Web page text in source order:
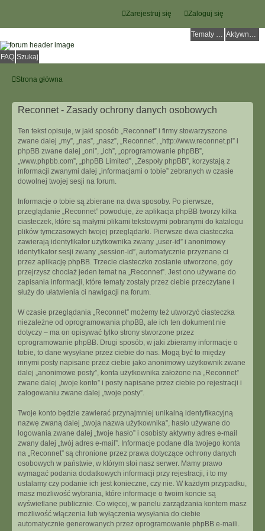
Zaloguj się
Zarejestruj się
Tematy bez odpowiedzi Aktywne tematy
FAQ Szukaj
Strona główna
Reconnet - Zasady ochrony danych osobowych
Ten tekst opisuje, w jaki sposób „Reconnet” i firmy stowarzyszone
zwane dalej „my”, „nas”, „nasz”, „Reconnet”, „http://www.reconnet.pl” i
phpBB zwane dalej „oni”, „ich”, „oprogramowanie phpBB”,
„www.phpbb.com”, „phpBB Limited”, „Zespoły phpBB”, korzystają z
informacji zwanymi dalej „informacjami o tobie” zebranych w czasie
dowolnej twojej sesji na forum.
Informacje o tobie są zbierane na dwa sposoby. Po pierwsze,
przeglądanie „Reconnet” powoduje, że aplikacja phpBB tworzy kilka
ciasteczek, które są małymi plikami tekstowymi pobranymi do katalogu
plików tymczasowych twojej przeglądarki. Pierwsze dwa ciasteczka
zawierają identyfikator użytkownika zwany „user-id” i anonimowy
identyfikator sesji zwany „session-id”, automatycznie przyznane ci
przez aplikację phpBB. Trzecie ciasteczko zostanie utworzone, gdy
przejrzysz chociaż jeden temat na „Reconnet”. Jest ono używane do
zapisania informacji, które tematy zostały przez ciebie przeczytane i
służy do ułatwienia ci nawigacji na forum.
W czasie przeglądania „Reconnet” możemy też utworzyć ciasteczka
niezależne od oprogramowania phpBB, ale ich ten dokument nie
dotyczy – ma on opisywać tylko strony stworzone przez
oprogramowanie phpBB. Drugi sposób, w jaki zbieramy informacje o
tobie, to dane wysyłane przez ciebie do nas. Mogą być to między
innymi posty napisane przez ciebie jako anonimowy użytkownik zwane
dalej „anonimowe posty”, konta użytkownika założone na „Reconnet”
zwane dalej „twoje konto” i posty napisane przez ciebie po rejestracji i
zalogowaniu zwane dalej „twoje posty”.
Twoje konto będzie zawierać przynajmniej unikalną identyfikacyjną
nazwę zwaną dalej „twoja nazwa użytkownika”, hasło używane do
logowania zwane dalej „twoje hasło” i osobisty aktywny adres e-mail
zwany dalej „twój adres e-mail”. Informacje podane dla twojego konta
na „Reconnet” są chronione przez prawa dotyczące ochrony danych
osobowych w państwie, w którym stoi nasz serwer. Mamy prawo
wymagać podania dodatkowych informacji przy rejestracji, i to my
ustalamy czy podanie ich jest konieczne, czy nie. W każdym przypadku,
masz możliwość wybrania, które informacje o twoim koncie są
wyświetlane publicznie. Co więcej, w panelu zarządzania kontem masz
możliwość włączenia lub wyłączenia wysyłania do ciebie
automatycznie generowanych przez oprogramowanie phpBB e-maili.